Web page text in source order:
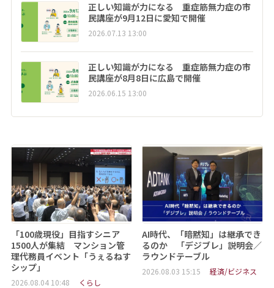
正しい知識が力になる 重症筋無力症の市
民講座が9月12日に愛知で開催
2026.07.13 13:00
正しい知識が力になる 重症筋無力症の市
民講座が8月8日に広島で開催
2026.06.15 13:00
「100歳現役」目指すシニア
1500人が集結 マンション管
理代務員イベント「うぇるねす
シップ」
2026.08.04 10:48 くらし
AI時代、「暗黙知」は継承でき
るのか 「デジブレ」説明会／
ラウンドテーブル
2026.08.03 15:15 経済/ビジネス